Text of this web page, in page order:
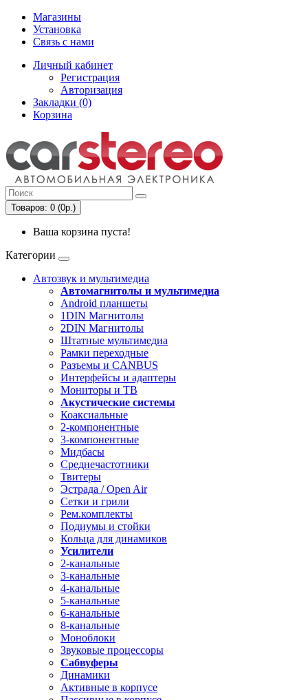
Магазины
Установка
Связь с нами
Личный кабинет
Регистрация
Авторизация
Закладки (0)
Корзина
Товаров: 0 (0р.)
Ваша корзина пуста!
Категории
Автозвук и мультимедиа
Автомагнитолы и мультимедиа
Android планшеты
1DIN Магнитолы
2DIN Магнитолы
Штатные мультимедиа
Рамки переходные
Разъемы и CANBUS
Интерфейсы и адаптеры
Мониторы и ТВ
Акустические системы
Коаксиальные
2-компонентные
3-компонентные
Мидбасы
Среднечастотники
Твитеры
Эстрада / Open Air
Сетки и грили
Рем.комплекты
Подиумы и стойки
Кольца для динамиков
Усилители
2-канальные
3-канальные
4-канальные
5-канальные
6-канальные
8-канальные
Моноблоки
Звуковые процессоры
Сабвуферы
Динамики
Активные в корпусе